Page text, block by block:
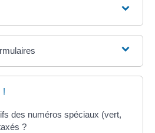
!
des numéros spéciaux (vert,
?